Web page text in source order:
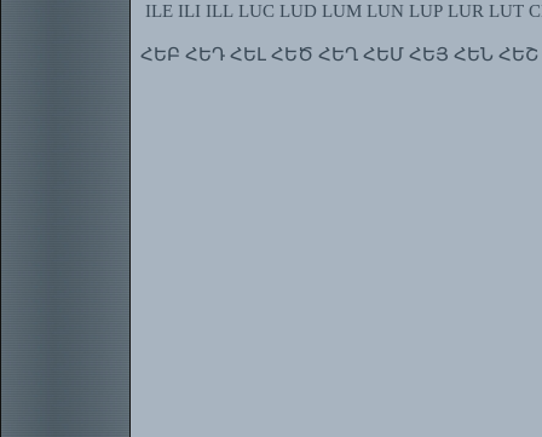
ILE ILI ILL LUC LUD LUM LUN LUP LUR LUT
ՀԵԲ ՀԵԴ ՀԵԼ ՀԵԾ ՀԵՂ ՀԵՄ ՀԵՅ ՀԵՆ ՀԵՇ